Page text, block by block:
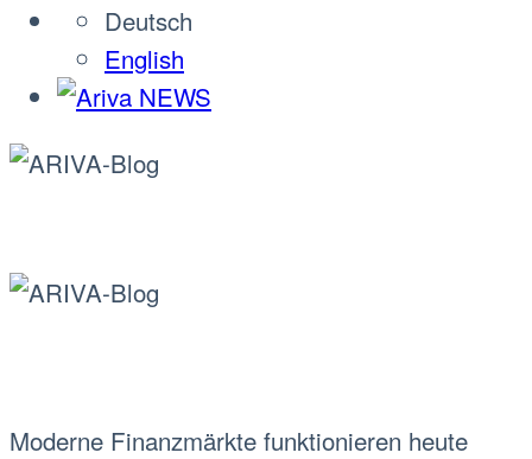
Deutsch
English
Moderne Finanzmärkte funktionieren heute